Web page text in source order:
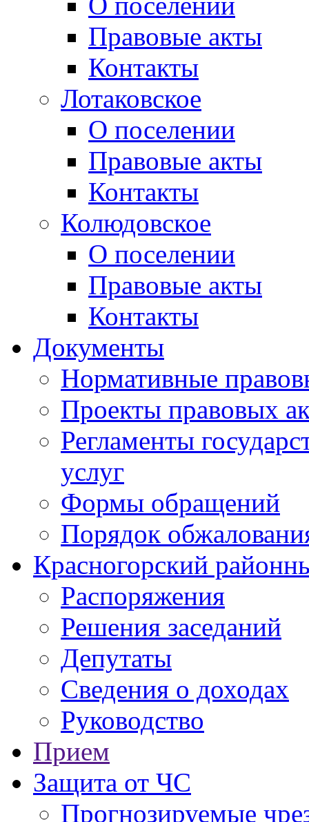
Правовые акты
Контакты
Лотаковское
О поселении
Правовые акты
Контакты
Колюдовское
О поселении
Правовые акты
Контакты
Документы
Нормативные
Проекты правовых
Регламенты
услуг
Формы обращений
Порядок
Красногорский
Распоряжения
Решения заседаний
Депутаты
Сведения о доходах
Руководство
Прием
Защита от ЧС
Прогнозируемые